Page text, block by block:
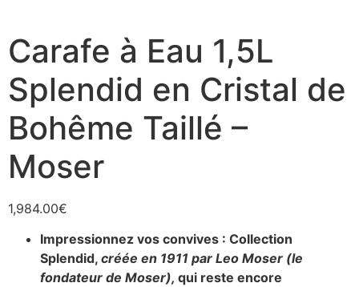
Carafe à Eau 1,5L
Splendid en Cristal de
Bohême Taillé –
Moser
1,984.00€
Impressionnez vos convives : Collection
Splendid, créée en 1911 par Leo Moser (le
fondateur de Moser), qui reste encore